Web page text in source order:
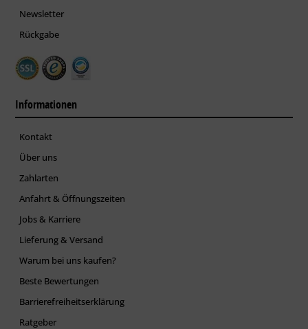
Newsletter
Rückgabe
Informationen
Kontakt
Über uns
Zahlarten
Anfahrt & Öffnungszeiten
Jobs & Karriere
Lieferung & Versand
Warum bei uns kaufen?
Beste Bewertungen
Barrierefreiheitserklärung
Ratgeber